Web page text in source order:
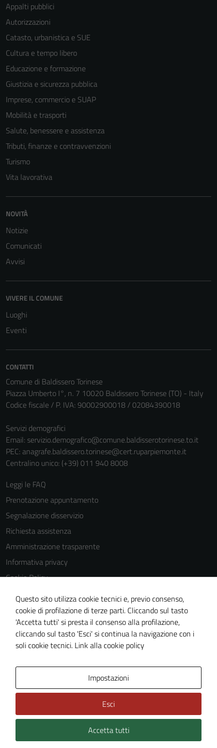
Appalti pubblici
Autorizzazioni
Catasto, urbanistica e SUE
Cultura e tempo libero
Educazione e formazione
Giustizia e sicurezza pubblica
Imprese, commercio e SUAP
Mobilità e trasporti
Salute, benessere e assistenza
Tributi, finanze e contravvenzioni
Turismo
Vita lavorativa
NOVITÀ
Notizie
Comunicati
Avvisi
VIVERE IL COMUNE
Luoghi
Eventi
CONTATTI
Comune di Baldissero Torinese
Piazza Umberto I°, n. 7 10020 Baldissero Torinese (TO) - Italy
Codice fiscale / P. IVA: 90002900018 / 02084390018
Servizi demografici
Email: servizio.demografico@comune.baldisserotorinese.to.it
PEC: anagrafe.baldissero.torinese@cert.ruparpiemonte.it
Centralino unico: (+39) 011 940 8008
Leggi le FAQ
Prenotazione appuntamento
Segnalazione disservizio
Richiesta assistenza
Amministrazione trasparente
Informativa privacy
Cookie Policy
Note legali
Dichiarazione di accessibilità
Meccanismo di feedback
Piano di miglioramento del sito
Technical Design s.r.l.
Questo sito utilizza cookie tecnici e, previo consenso,
cookie di profilazione di terze parti. Cliccando sul tasto
'Accetta tutti' si presta il consenso alla profilazione,
cliccando sul tasto 'Esci' si continua la navigazione con i
soli cookie tecnici. Link alla cookie policy
Impostazioni
Esci
Accetta tutti